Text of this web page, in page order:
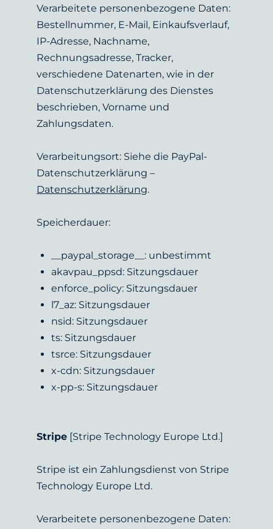
Verarbeitete personenbezogene Daten:
Bestellnummer, E-Mail, Einkaufsverlauf,
IP-Adresse, Nachname,
Rechnungsadresse, Tracker,
verschiedene Datenarten, wie in der
Datenschutzerklärung des Dienstes
beschrieben, Vorname und
Zahlungsdaten.
Verarbeitungsort: Siehe die PayPal-
Datenschutzerklärung.
Speicherdauer:
__paypal_storage__: unbestimmt
akavpau_ppsd: Sitzungsdauer
enforce_policy: Sitzungsdauer
l7_az: Sitzungsdauer
nsid: Sitzungsdauer
ts: Sitzungsdauer
tsrce: Sitzungsdauer
x-cdn: Sitzungsdauer
x-pp-s: Sitzungsdauer
Stripe [Stripe Technology Europe Ltd.]
Stripe ist ein Zahlungsdienst von Stripe
Technology Europe Ltd.
Verarbeitete personenbezogene Daten: